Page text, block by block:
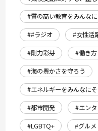
#質の高い教育をみんなに
##ラジオ
#女性活
#剛力彩芽
#働き方
#海の豊かさを守ろう
#エネルギーをみんなに
#都市開発
#エン
#LGBTQ+
#グルメ